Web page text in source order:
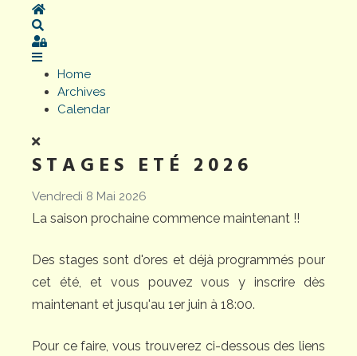
Home
Sign In
Home
Archives
Calendar
STAGES ETÉ 2026
Vendredi 8 Mai 2026
La saison prochaine commence maintenant !!
Des stages sont d'ores et déjà programmés pour
cet été, et vous pouvez vous y inscrire dès
maintenant et jusqu'au 1er juin à 18:00.
Pour ce faire, vous trouverez ci-dessous des liens